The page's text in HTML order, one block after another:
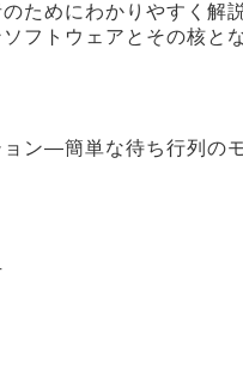
ためにわかりやすく解
フトウェアとその核
ン―簡単な待ち行列の